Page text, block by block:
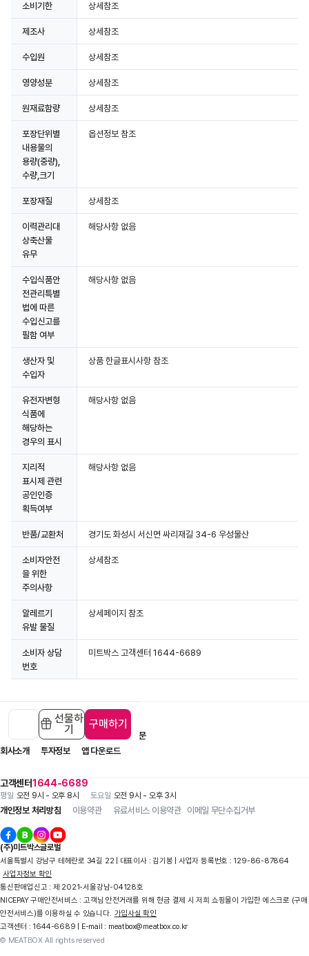
상세정보 더보기
소비기한 상세참조
제조사 상세참조
수입원 상세참조
영양성분 상세참조
원재료함량 상세참조
포장단위별
내용물의
용량(중량),
수량,크기
옵션정보 참조
포장재질 상세참조
이력관리대
상축산물
유무
해당사항 없음
수입식품안
전관리특별
법에 따른
수입신고를
필함 여부
해당사항 없음
생산자 및
수입자
상품 한글표시사항 참조
유전자변형
식품에
해당하는
경우의 표시
해당사항 없음
지리적
표시제 관련
공인인증
획득여부
해당사항 없음
반품/교환처 경기도 화성시 서신면 싸리재길 34-6 우성물산
소비자안전
을 위한
주의사항
상세참조
알레르기
유발 물질
상세페이지 참조
소비자 상담
번호
미트박스 고객센터 1644-6689
선물하
기
구매하기
고객센터1644-6689
평일 오전 9시 - 오후 8시 토요일 오전 9시 - 오후 3시
입점 제휴 문의 1:1 문의
자주 묻는 질문
회사소개
투자정보 앱 다운로드
개인정보 처리방침 이용약관 유료서비스 이용약관 이메일 무단수집거부
(주)미트박스글로벌
서울특별시 강남구 테헤란로 34길 22 | 대표이사 : 김기봉 | 사업자 등록번호 : 129-86-87864
사업자정보 확인
통신판매업신고 : 제 2021-서울강남-04128호
NICEPAY 구매안전서비스 : 고객님 안전거래를 위해 현금 결제 시 저희 쇼핑몰이 가입한 에스크로 (구매
안전서비스)를 이용하실 수 있습니다. 가입사실 확인
고객센터 : 1644-6689 | E-mail : meatbox@meatbox.co.kr
© MEATBOX All rights reserved